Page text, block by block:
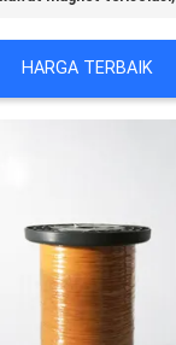
HARGA TERBAIK